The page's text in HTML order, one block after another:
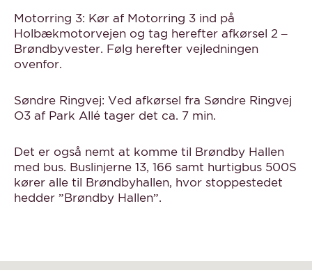
Motorring 3: Kør af Motorring 3 ind på
Holbækmotorvejen og tag herefter afkørsel 2 –
Brøndbyvester. Følg herefter vejledningen
ovenfor.
Søndre Ringvej: Ved afkørsel fra Søndre Ringvej
O3 af Park Allé tager det ca. 7 min.
Det er også nemt at komme til Brøndby Hallen
med bus. Buslinjerne 13, 166 samt hurtigbus 500S
kører alle til Brøndbyhallen, hvor stoppestedet
hedder ”Brøndby Hallen”.